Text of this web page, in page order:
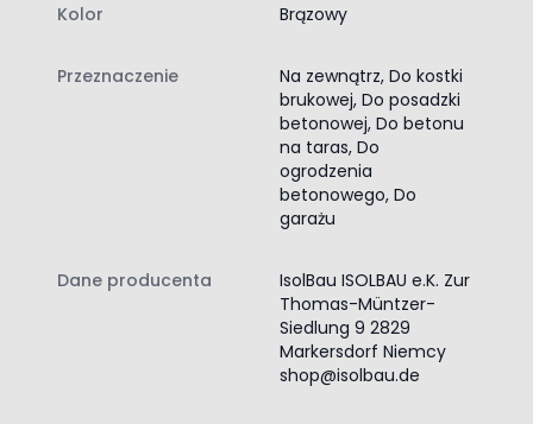
1. W czasie jesienno wiosennym
Jesienią i wiosną, kładź pierwszą warstwę farby, gdy rosa
wyschnie. Każdej warstwie daj 24 godziny na
wyschnięcie. Nie maluj, gdy prognozowane są mgły lub
2. Ile schnie pojedyncza warstwa farby?
W złych warunkach 12-24 godz. Rosa, mgła i wilgoć
3. Czy podłoże musi być suche?
Tak, podłoże musi być suche w 100%. Po umyciu kostki
lub betonu poczekaj 48 godzin przed malowaniem.
4. Co wydłuża czas schnięcia farby?
Niska temperatura, wysoka wilgotność, mgła i rosa
Kolor Brązowy
Przeznaczenie
Na zewnątrz, Do kostki
brukowej, Do posadzki
betonowej, Do betonu
na taras, Do
ogrodzenia
betonowego, Do
garażu
Dane producenta
IsolBau ISOLBAU e.K. Zur
Thomas-Müntzer-
Siedlung 9 2829
Markersdorf Niemcy
shop@isolbau.de